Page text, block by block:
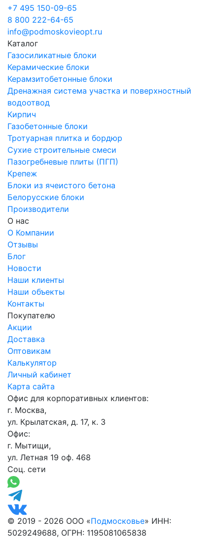
+7 495 150-09-65
8 800 222-64-65
info@podmoskovieopt.ru
Каталог
Газосиликатные блоки
Керамические блоки
Керамзитобетонные блоки
Дренажная система участка и поверхностный
водоотвод
Кирпич
Газобетонные блоки
Тротуарная плитка и бордюр
Сухие строительные смеси
Пазогребневые плиты (ПГП)
Крепеж
Блоки из ячеистого бетона
Белорусские блоки
Производители
О нас
О Компании
Отзывы
Блог
Новости
Наши клиенты
Наши объекты
Контакты
Покупателю
Акции
Доставка
Оптовикам
Калькулятор
Личный кабинет
Карта сайта
Офис для корпоративных клиентов:
г. Москва,
ул. Крылатская, д. 17, к. 3
Офис:
г. Мытищи,
ул. Летная 19 оф. 468
Соц. сети
© 2019 - 2026 ООО «Подмосковье» ИНН:
5029249688, ОГРН: 1195081065838